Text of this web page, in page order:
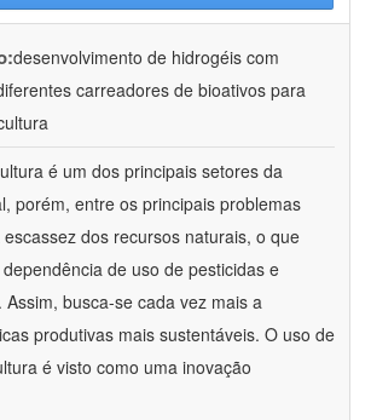
desenvolvimento de hidrogéis com
carreadores de bioativos para
é um dos principais setores da
porém, entre os principais problemas
dos recursos naturais, o que
de uso de pesticidas e
busca-se cada vez mais a
produtivas mais sustentáveis. O uso de
é visto como uma inovação